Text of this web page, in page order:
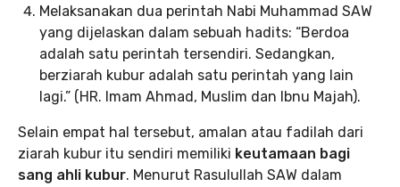
Melaksanakan dua perintah Nabi Muhammad SAW
yang dijelaskan dalam sebuah hadits: “Berdoa
adalah satu perintah tersendiri. Sedangkan,
berziarah kubur adalah satu perintah yang lain
lagi.” (HR. Imam Ahmad, Muslim dan Ibnu Majah).
Selain empat hal tersebut, amalan atau fadilah dari
ziarah kubur itu sendiri memiliki keutamaan bagi
sang ahli kubur. Menurut Rasulullah SAW dalam